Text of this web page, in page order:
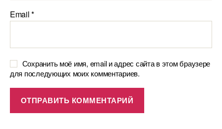
Email*
Сохранить моё имя, email и адрес сайта в этом браузере
для последующих моих комментариев.